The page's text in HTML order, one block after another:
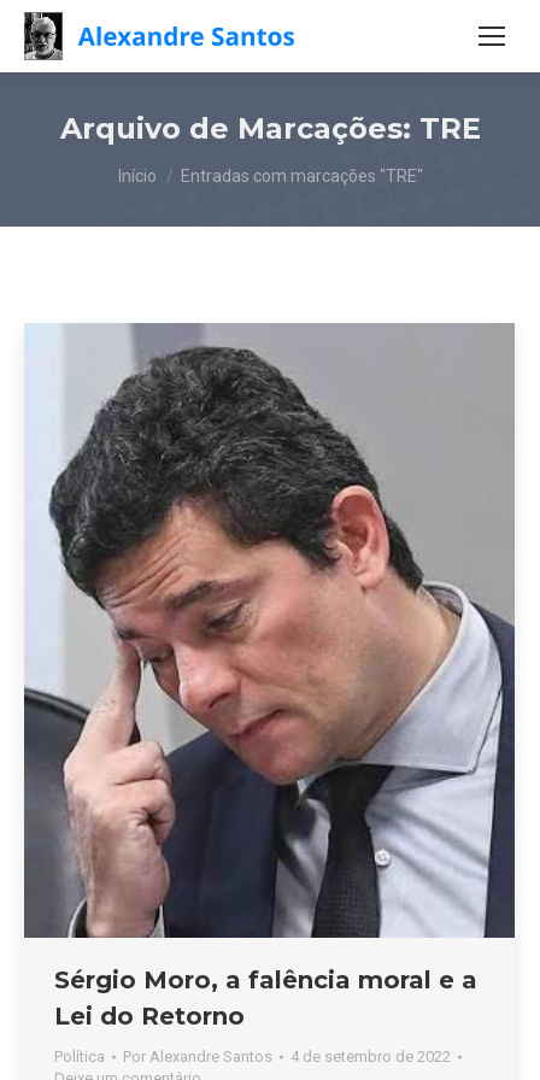
Arquivo de Marcações: TRE
Você está aqui:
Início Entradas com marcações "TRE"
Sérgio Moro, a falência moral e a
Lei do Retorno
Política Por Alexandre Santos
4 de setembro de 2022